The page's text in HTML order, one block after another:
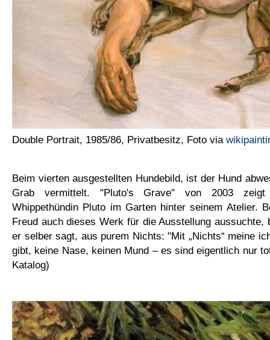
Double Portrait, 1985/86, Privatbesitz, Foto via
Beim vierten ausgestellten Hundebild, ist der Hund
Grab vermittelt. "Pluto's Grave" von 2003
Whippethündin Pluto im Garten hinter seinem Atelier.
Freud auch dieses Werk für die Ausstellung aussuchte,
er selber sagt, aus purem Nichts: "Mit „Nichts“ meine
gibt, keine Nase, keinen Mund – es sind eigentlich nur
Katalog)